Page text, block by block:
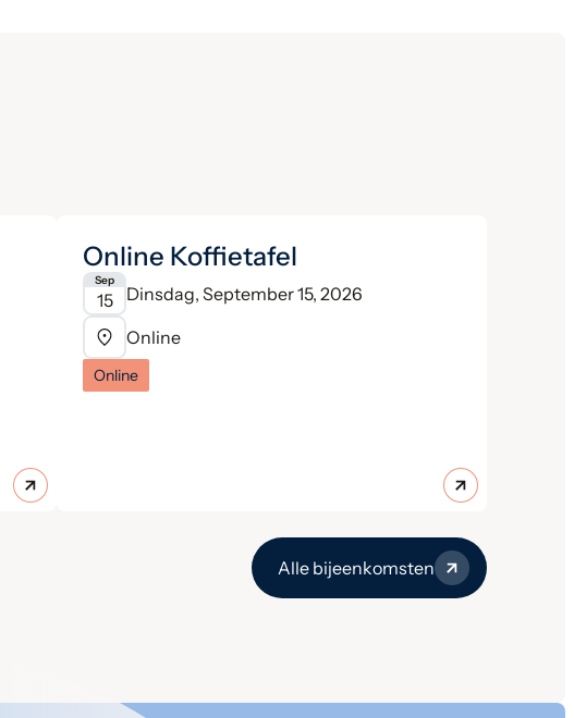
Online Koffietafel
Sep
15
Dinsdag, September 15, 2026
Online
Online
Alle bijeenkomsten